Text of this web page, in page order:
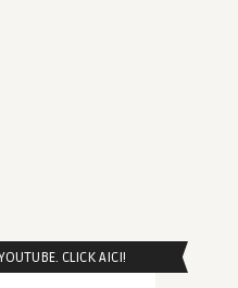
CLICK AICI!